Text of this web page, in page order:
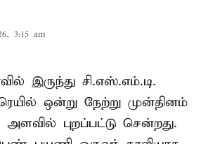
3:15 am
இருந்து சி.எஸ்.எம்.டி.
ஒன்று நேற்று முன்தினம்
புறப்பட்டு சென்றது.